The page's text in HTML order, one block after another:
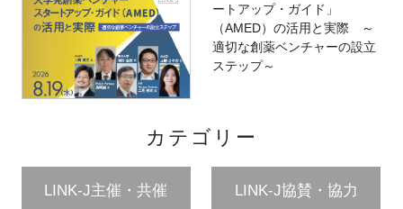
ートアップ・ガイド」
（AMED）の活用と実際 ～
適切な創薬ベンチャーの設立
ステップ～
カテゴリー
LINK-J主催・共催 LINK-J協賛・協力